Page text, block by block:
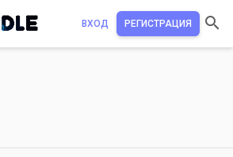
ВХОД РЕГИСТРАЦИЯ